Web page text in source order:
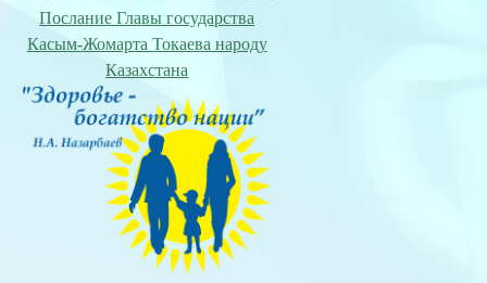
Послание Главы государства
Касым-Жомарта Токаева народу
Казахстана